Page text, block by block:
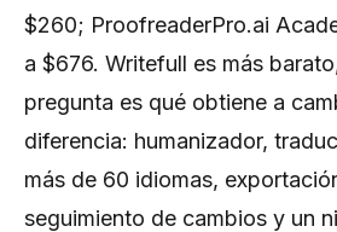
$260; ProofreaderPro.ai
a $676. Writefull es más
pregunta es qué obtiene a
diferencia: humanizador,
más de 60 idiomas,
seguimiento de cambios y un